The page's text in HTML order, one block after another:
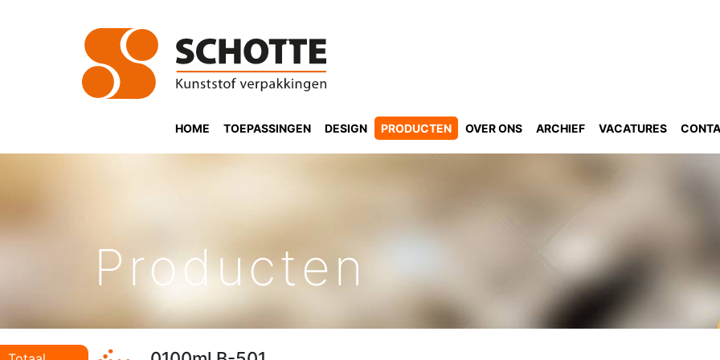
HOME TOEPASSINGEN DESIGN PRODUCTEN OVER ONS ARCHIEF VACATURES
Producten